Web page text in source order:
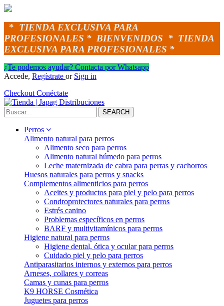
* TIENDA EXCLUSIVA PARA
PROFESIONALES * BIENVENIDOS * TIENDA
EXCLUSIVA PARA PROFESIONALES *
¿Te podemos ayudar? Contacta por Whatsapp
Accede, Regístrate or Sign in
Checkout Conéctate
SEARCH
Perros
Alimento natural para perros
Alimento seco para perros
Alimento natural húmedo para perros
Leche maternizada de cabra para perras y cachorros
Huesos naturales para perros y snacks
Complementos alimenticios para perros
Aceites y productos para piel y pelo para perros
Condroprotectores naturales para perros
Estrés canino
Problemas específicos en perros
BARF y multivitamínicos para perros
Higiene natural para perros
Higiene dental, ótica y ocular para perros
Cuidado piel y pelo para perros
Antiparasitarios internos y externos para perros
Arneses, collares y correas
Camas y cunas para perros
K9 HORSE Cosmética
Juguetes para perros